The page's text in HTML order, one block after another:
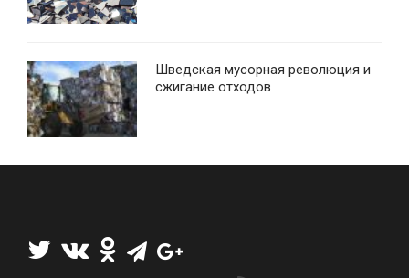
Шведская мусорная революция и
сжигание отходов